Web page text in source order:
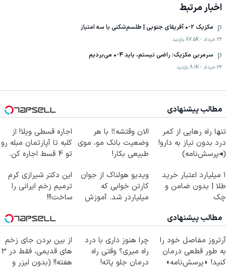
اخبار مرتبط
مکزیک ۲-۰ آفریقای جنوبی | طلسم‌شکنی با سه امتیاز
22 خرداد -
87.5K بازدید
سرمربی مکزیک: راضی نیستم، باید ۴-۰ می‌بردیم
22 خرداد -
8.1K بازدید
مطالب پیشنهادی
تنها راه رهایی از کمر
درد بدون نیاز به دارو!
(◂پرسش‌نامه)
الان وقتشه‼️ با هر
وضعیت بانک مو، موی
طبیعی بکار!
اجاره‌ قسطی ویلا! از
کلبه تا آپارتمان مبله رو
تو 4 قسط اجاره کن.
۱ میلیارد اعتبار خرید
طلا | بدون ضامن و
چک
ویدیو هولناک از جوان
کارتن خوابی که
میلیاردر شد. آموزش
این دکتر شیرازی کرم
ترمیم زخم ایرانی را
ساخت!!!
مطالب پیشنهادی
آرتروز مفاصل خود را
به طور قطعی درمان
کنید! ◗پرسش‌نامه◖
چرا هنوز داری با درد
راه میری؟ وقتی راه
درمان جلو پاته!
از بین بردن جای زخم
های قدیمی، فقط در 3
هفته!! (بدون لیزر و